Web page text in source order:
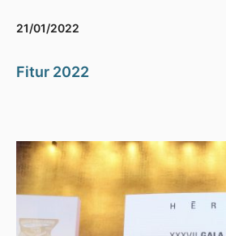
21/01/2022
Fitur 2022